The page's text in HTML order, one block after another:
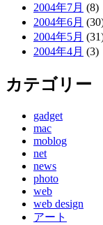
2004年7月 (8)
2004年6月
2004年5月
2004年4月 (3)
カテゴリー
gadget
mac
moblog
net
news
photo
web
web design
アート